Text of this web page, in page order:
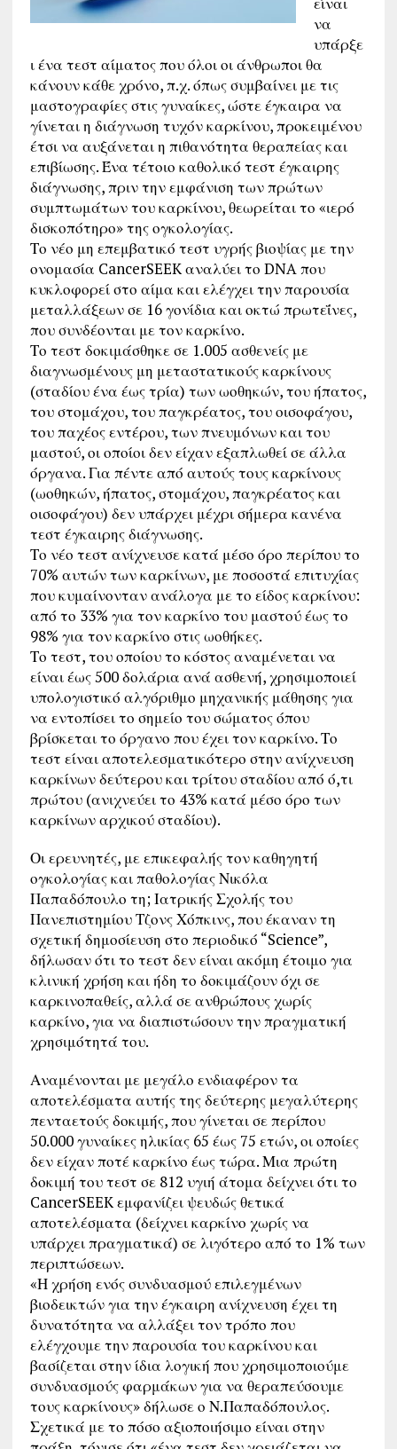
να
υπάρξε
ι ένα τεστ αίματος που όλοι οι άνθρωποι θα
κάνουν κάθε χρόνο, π.χ. όπως συμβαίνει με τις
μαστογραφίες στις γυναίκες, ώστε έγκαιρα να
γίνεται η διάγνωση τυχόν καρκίνου, προκειμένου
έτσι να αυξάνεται η πιθανότητα θεραπείας και
επιβίωσης. Ένα τέτοιο καθολικό τεστ έγκαιρης
διάγνωσης, πριν την εμφάνιση των πρώτων
συμπτωμάτων του καρκίνου, θεωρείται το «ιερό
δισκοπότηρο» της ογκολογίας.
Το νέο μη επεμβατικό τεστ υγρής βιοψίας με την
ονομασία CancerSEEK αναλύει το DNA που
κυκλοφορεί στο αίμα και ελέγχει την παρουσία
μεταλλάξεων σε 16 γονίδια και οκτώ πρωτεΐνες,
που συνδέονται με τον καρκίνο.
Το τεστ δοκιμάσθηκε σε 1.005 ασθενείς με
διαγνωσμένους μη μεταστατικούς καρκίνους
(σταδίου ένα έως τρία) των ωοθηκών, του ήπατος,
του στομάχου, του παγκρέατος, του οισοφάγου,
του παχέος εντέρου, των πνευμόνων και του
μαστού, οι οποίοι δεν είχαν εξαπλωθεί σε άλλα
όργανα. Για πέντε από αυτούς τους καρκίνους
(ωοθηκών, ήπατος, στομάχου, παγκρέατος και
οισοφάγου) δεν υπάρχει μέχρι σήμερα κανένα
τεστ έγκαιρης διάγνωσης.
Το νέο τεστ ανίχνευσε κατά μέσο όρο περίπου το
70% αυτών των καρκίνων, με ποσοστά επιτυχίας
που κυμαίνονταν ανάλογα με το είδος καρκίνου:
από το 33% για τον καρκίνο του μαστού έως το
98% για τον καρκίνο στις ωοθήκες.
Το τεστ, του οποίου το κόστος αναμένεται να
είναι έως 500 δολάρια ανά ασθενή, χρησιμοποιεί
υπολογιστικό αλγόριθμο μηχανικής μάθησης για
να εντοπίσει το σημείο του σώματος όπου
βρίσκεται το όργανο που έχει τον καρκίνο. Το
τεστ είναι αποτελεσματικότερο στην ανίχνευση
καρκίνων δεύτερου και τρίτου σταδίου από ό,τι
πρώτου (ανιχνεύει το 43% κατά μέσο όρο των
καρκίνων αρχικού σταδίου).
Οι ερευνητές, με επικεφαλής τον καθηγητή
ογκολογίας και παθολογίας Νικόλα
Παπαδόπουλο τη; Ιατρικής Σχολής του
Πανεπιστημίου Τζονς Χόπκινς, που έκαναν τη
σχετική δημοσίευση στο περιοδικό “Science”,
δήλωσαν ότι το τεστ δεν είναι ακόμη έτοιμο για
κλινική χρήση και ήδη το δοκιμάζουν όχι σε
καρκινοπαθείς, αλλά σε ανθρώπους χωρίς
καρκίνο, για να διαπιστώσουν την πραγματική
χρησιμότητά του.
Αναμένονται με μεγάλο ενδιαφέρον τα
αποτελέσματα αυτής της δεύτερης μεγαλύτερης
πενταετούς δοκιμής, που γίνεται σε περίπου
50.000 γυναίκες ηλικίας 65 έως 75 ετών, οι οποίες
δεν είχαν ποτέ καρκίνο έως τώρα. Μια πρώτη
δοκιμή του τεστ σε 812 υγιή άτομα δείχνει ότι το
CancerSEEK εμφανίζει ψευδώς θετικά
αποτελέσματα (δείχνει καρκίνο χωρίς να
υπάρχει πραγματικά) σε λιγότερο από το 1% των
περιπτώσεων.
«Η χρήση ενός συνδυασμού επιλεγμένων
βιοδεικτών για την έγκαιρη ανίχνευση έχει τη
δυνατότητα να αλλάξει τον τρόπο που
ελέγχουμε την παρουσία του καρκίνου και
βασίζεται στην ίδια λογική που χρησιμοποιούμε
συνδυασμούς φαρμάκων για να θεραπεύσουμε
τους καρκίνους» δήλωσε ο Ν.Παπαδόπουλος.
Σχετικά με το πόσο αξιοποιήσιμο είναι στην